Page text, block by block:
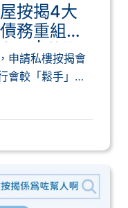
按揭4大
務重組
？| 黃詠
申請私樓按揭會
會較「鬆手」，